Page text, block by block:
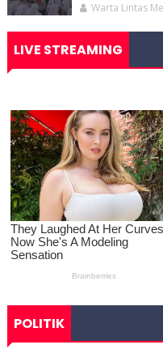
Warta Lintas
LIVE STREAMING
POLITIK